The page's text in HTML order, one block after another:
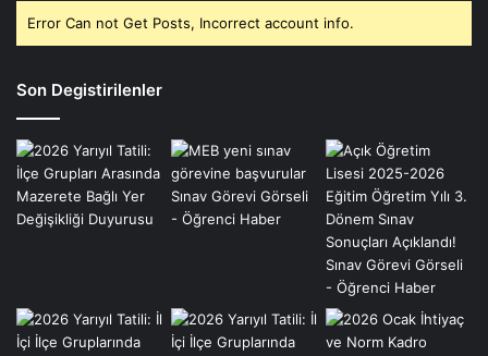
Error Can not Get Posts, Incorrect account info.
Son Degistirilenler